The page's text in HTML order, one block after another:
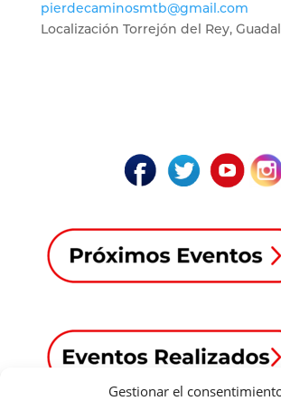
Gestionar el
pierdecaminosmtb@gmail.com
Localización Torrejón del Rey,